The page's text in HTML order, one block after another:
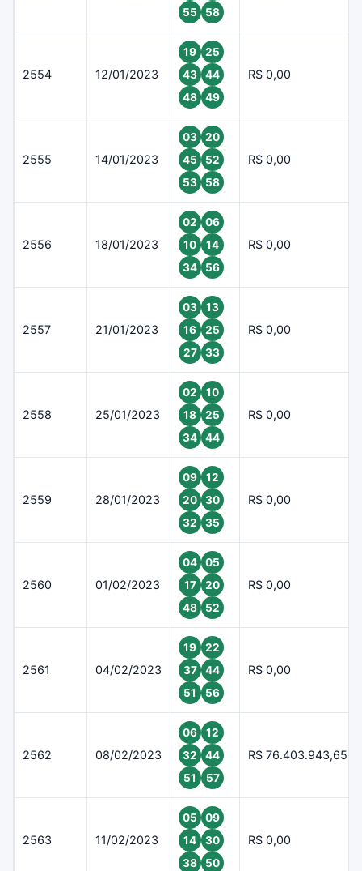
55
58
2554 12/01/2023
19
25
43
44
48
49
R$ 0,00
2555 14/01/2023
03
20
45
52
53
58
R$ 0,00
2556 18/01/2023
02
06
10
14
34
56
R$ 0,00
2557 21/01/2023
03
13
16
25
27
33
R$ 0,00
2558 25/01/2023
02
10
18
25
34
44
R$ 0,00
2559 28/01/2023
09
12
20
30
32
35
R$ 0,00
2560 01/02/2023
04
05
17
20
48
52
R$ 0,00
2561 04/02/2023
19
22
37
44
51
56
R$ 0,00
2562 08/02/2023
06
12
32
44
51
57
R$ 76.403.943,65
2563 11/02/2023
05
09
14
30
38
50
R$ 0,00